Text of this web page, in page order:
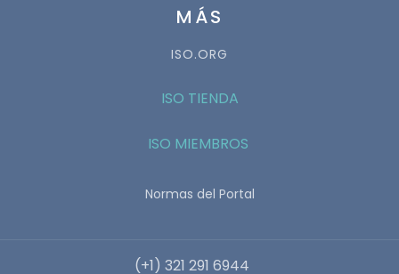
MÁS
ISO.ORG
ISO TIENDA
ISO MIEMBROS
Normas del Portal
(+1) 321 291 6944